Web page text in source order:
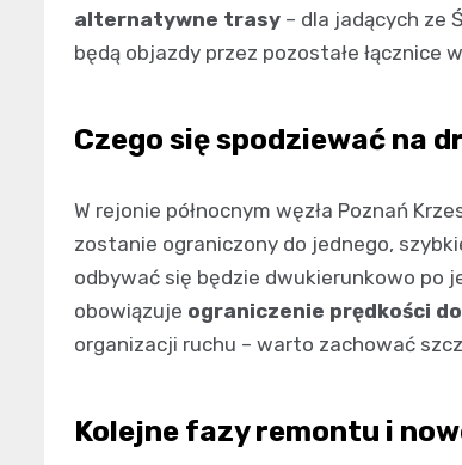
alternatywne trasy – dla jadących ze
będą objazdy przez pozostałe łącznice
Czego się spodziewać na
W rejonie północnym węzła Poznań
zostanie ograniczony do jednego,
odbywać się będzie dwukierunkowo po
obowiązuje ograniczenie prędkości
organizacji ruchu – warto zachować
Kolejne fazy remontu i